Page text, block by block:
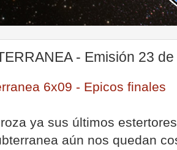
- Emisión 23
6x09 - Epicos finales
ya sus últimos
aún nos quedan